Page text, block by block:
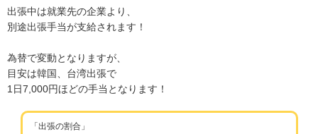
出張中は就業先の企業より、
別途出張手当が支給されます！
為替で変動となりますが、
目安は韓国、台湾出張で
1日7,000円ほどの手当となります！
「出張の割合」